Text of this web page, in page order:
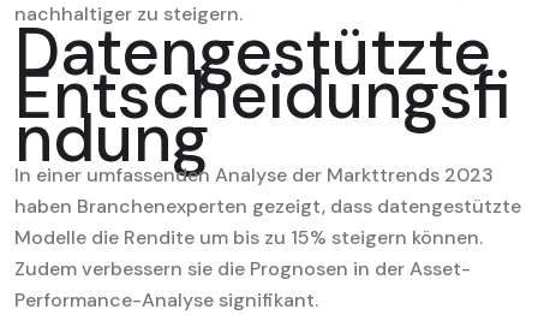
nachhaltiger zu steigern.
Datengestützte
Entscheidungsfi
ndung
In einer umfassenden Analyse der Markttrends 2023
haben Branchenexperten gezeigt, dass datengestützte
Modelle die Rendite um bis zu 15% steigern können.
Zudem verbessern sie die Prognosen in der Asset-
Performance-Analyse signifikant.